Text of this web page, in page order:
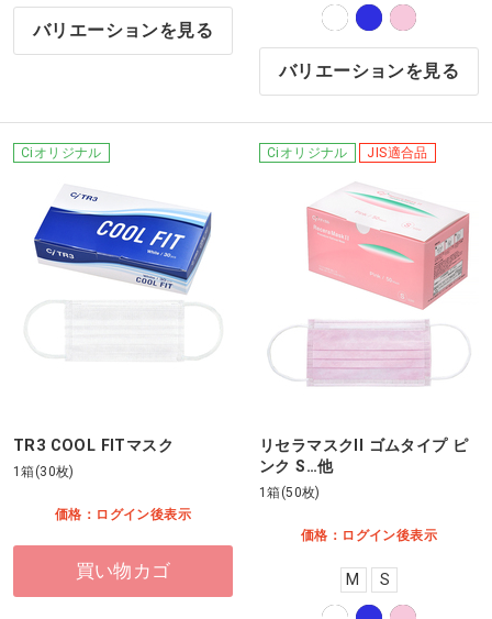
バリエーションを見る
バリエーションを見る
Ciオリジナル
TR3 COOL FITマスク
1箱(30枚)
価格：ログイン後表示
買い物カゴ
Ciオリジナル JIS適合品
リセラマスクII ゴムタイプ ピ
ンク S…他
1箱(50枚)
価格：ログイン後表示
M S